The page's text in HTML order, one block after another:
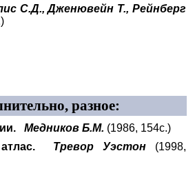
С.Д., Дженювейн Т., Рейнберг
разное:
Медников Б.М. (1986, 154с.)
атлас. Тревор Уэстон
(1998,